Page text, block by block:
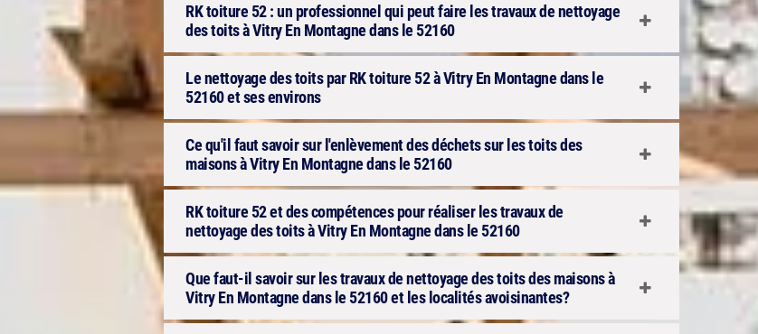
RK toiture 52 : un professionnel qui peut faire les travaux de nettoyage
des toits à Vitry En Montagne dans le 52160
Le nettoyage des toits par RK toiture 52 à Vitry En Montagne dans le
52160 et ses environs
Ce qu'il faut savoir sur l'enlèvement des déchets sur les toits des
maisons à Vitry En Montagne dans le 52160
RK toiture 52 et des compétences pour réaliser les travaux de
nettoyage des toits à Vitry En Montagne dans le 52160
Que faut-il savoir sur les travaux de nettoyage des toits des maisons à
Vitry En Montagne dans le 52160 et les localités avoisinantes?